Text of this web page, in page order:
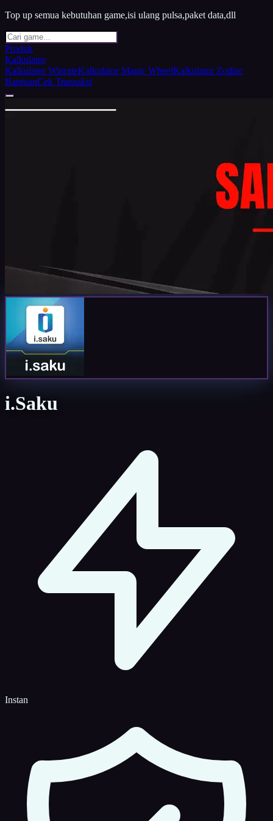
Top up semua kebutuhan game,isi ulang pulsa,paket data,dll
Produk
Kalkulator
Kalkulator WinrateKalkulator Magic WheelKalkulator Zodiac
BantuanCek Transaksi
i.Saku
Instan